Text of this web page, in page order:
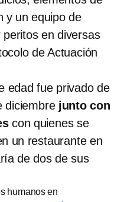
y un equipo de
en diversas
de Actuación
edad fue privado de
diciembre junto con
con quienes se
un restaurante en
de dos de sus
humanos en